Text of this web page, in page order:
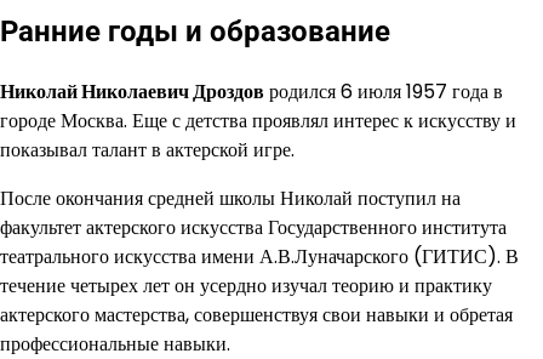
Ранние годы и образование
Николай Николаевич Дроздовродился 6 июля 1957 года в
городе Москва. Еще с детства проявлял интерес к искусству и
показывал талант в актерской игре.
После окончания средней школы Николай поступил на
факультет актерского искусства Государственного института
театрального искусства имени А.В.Луначарского (ГИТИС). В
течение четырех лет он усердно изучал теорию и практику
актерского мастерства, совершенствуя свои навыки и обретая
профессиональные навыки.